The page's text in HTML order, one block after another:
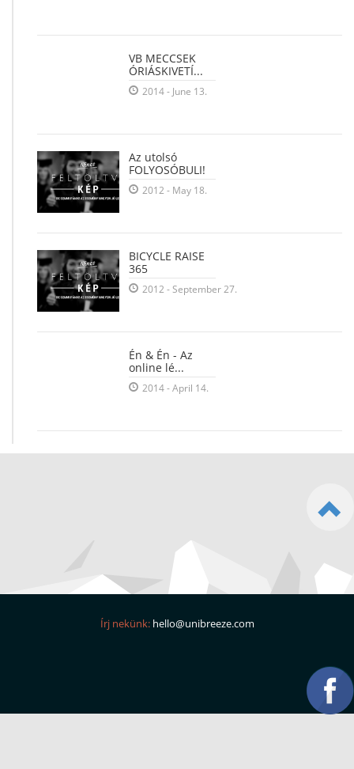
VB MECCSEK
ÓRIÁSKIVETÍ...
2014 - June 13.
Az utolsó
FOLYOSÓBULI!
2012 - May 18.
BICYCLE RAISE
365
2012 - September 27.
Én & Én - Az
online lé...
2014 - April 14.
Írj nekünk: hello@unibreeze.com